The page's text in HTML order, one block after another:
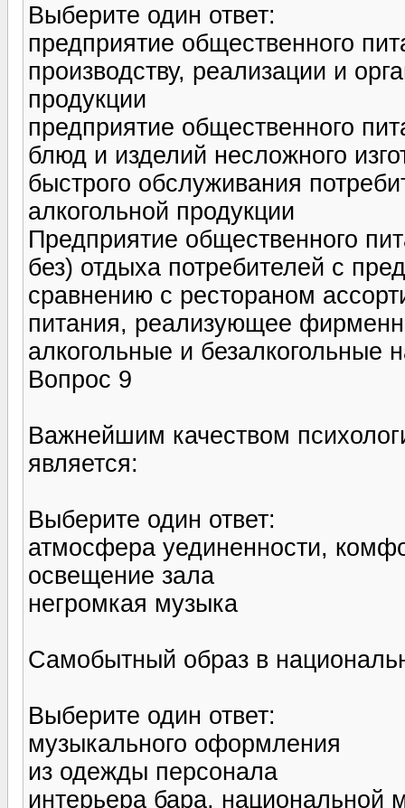
Выберите один ответ:
предприятие общественного
производству, реализации и
продукции
предприятие общественного
блюд и изделий несложного
быстрого обслуживания
алкогольной продукции
Предприятие общественного
без) отдыха потребителей с
сравнению с рестораном
питания, реализующее
алкогольные и безалкогольные
Вопрос 9
Важнейшим качеством
является:
Выберите один ответ:
атмосфера уединенности,
освещение зала
негромкая музыка
Самобытный образ в
Выберите один ответ:
музыкального оформления
из одежды персонала
интерьера бара, национальной